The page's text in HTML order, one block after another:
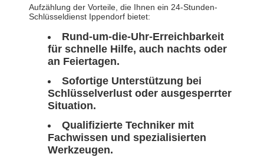
Aufzählung der Vorteile, die Ihnen ein 24-Stunden-
Schlüsseldienst Ippendorf bietet:
Rund-um-die-Uhr-Erreichbarkeit
für schnelle Hilfe, auch nachts oder
an Feiertagen.
Sofortige Unterstützung bei
Schlüsselverlust oder ausgesperrter
Situation.
Qualifizierte Techniker mit
Fachwissen und spezialisierten
Werkzeugen.